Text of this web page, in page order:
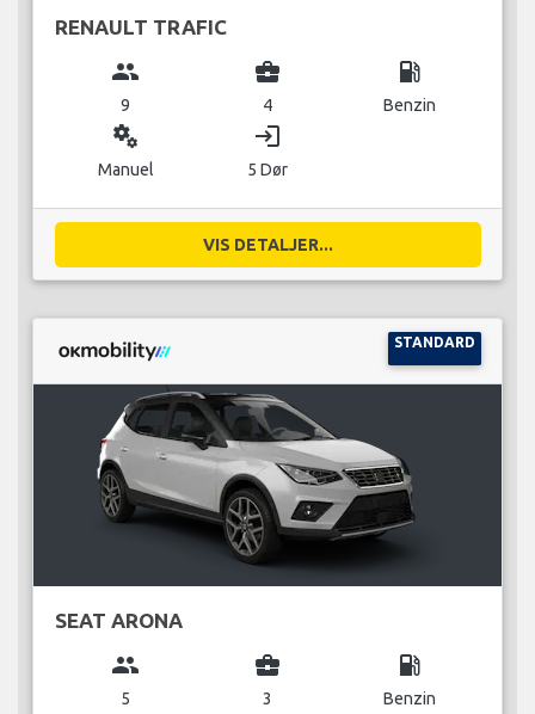
RENAULT TRAFIC
group
9
business_center
4
local_gas_station
Benzin
miscellaneous_services
Manuel
login
5 Dør
VIS DETALJER...
STANDARD
SEAT ARONA
group
5
business_center
3
local_gas_station
Benzin